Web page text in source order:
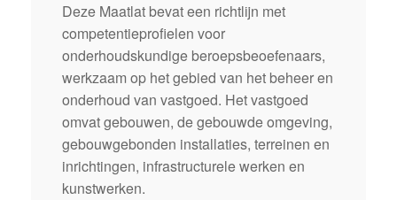
Deze Maatlat bevat een richtlijn met
competentieprofielen voor
onderhoudskundige beroepsbeoefenaars,
werkzaam op het gebied van het beheer en
onderhoud van vastgoed. Het vastgoed
omvat gebouwen, de gebouwde omgeving,
gebouwgebonden installaties, terreinen en
inrichtingen, infrastructurele werken en
kunstwerken.